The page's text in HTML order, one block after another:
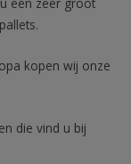
een zeer groot
kopen wij onze
die vind u bij